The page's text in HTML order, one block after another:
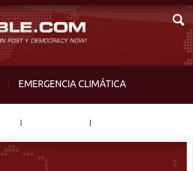
EMERGENCIA CLIMÁTICA